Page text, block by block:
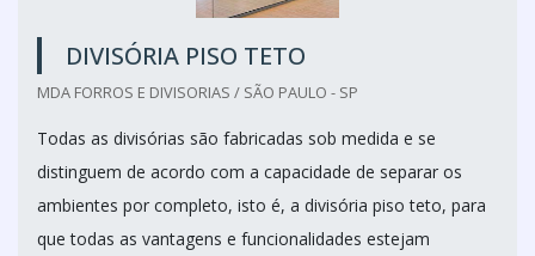
DIVISÓRIA PISO TETO
MDA FORROS E DIVISORIAS / SÃO PAULO - SP
Todas as divisórias são fabricadas sob medida e se
distinguem de acordo com a capacidade de separar os
ambientes por completo, isto é, a divisória piso teto, para
que todas as vantagens e funcionalidades estejam